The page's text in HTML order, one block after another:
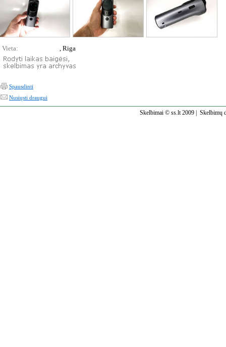
Vieta: , Riga
Spausdinti
Nusiųsti draugui
Skelbimai © ss.lt 2009 | Skelbimų